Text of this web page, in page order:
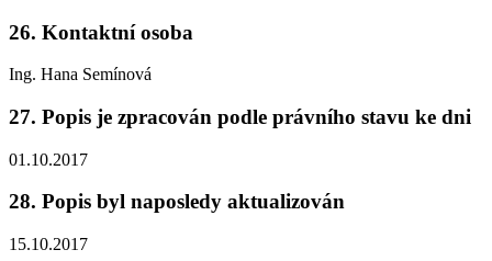
26. Kontaktní osoba
Ing. Hana Semínová
27. Popis je zpracován podle právního stavu ke dni
01.10.2017
28. Popis byl naposledy aktualizován
15.10.2017